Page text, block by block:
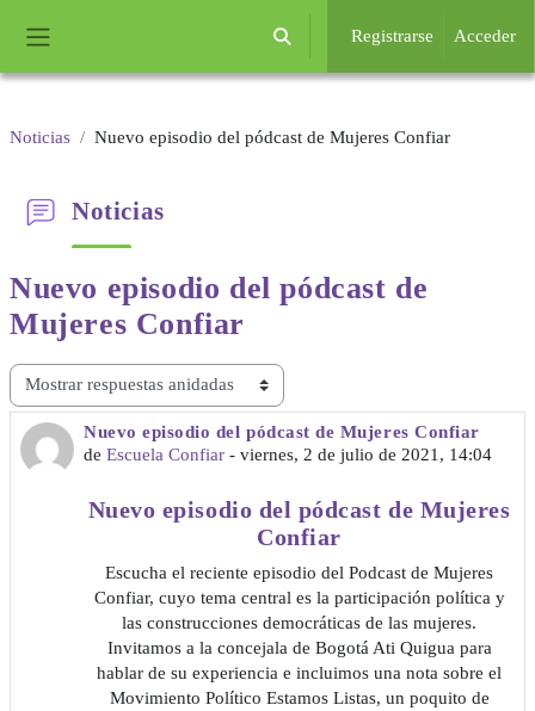
Selector de búsqueda de entrada
Registrarse Acceder
Noticias Nuevo episodio del pódcast de Mujeres Confiar
Noticias
Nuevo episodio del pódcast de
Mujeres Confiar
Mostrar modo
Nuevo episodio del pódcast de Mujeres Confiar
de Escuela Confiar - viernes, 2 de julio de 2021, 14:04
Número de respuestas: 0
Nuevo episodio del pódcast de Mujeres
Confiar
Escucha el reciente episodio del Podcast de Mujeres
Confiar, cuyo tema central es la participación política y
las construcciones democráticas de las mujeres.
Invitamos a la concejala de Bogotá Ati Quigua para
hablar de su experiencia e incluimos una nota sobre el
Movimiento Político Estamos Listas, un poquito de